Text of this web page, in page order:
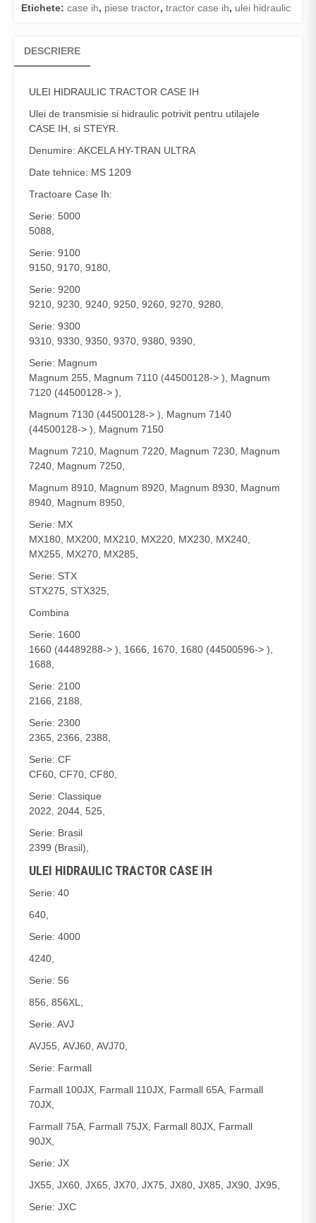
Etichete: case ih, piese tractor, tractor case ih, ulei hidraulic
DESCRIERE
ULEI HIDRAULIC TRACTOR CASE IH
Ulei de transmisie si hidraulic potrivit pentru utilajele
CASE IH, si STEYR.
Denumire: AKCELA HY-TRAN ULTRA
Date tehnice: MS 1209
Tractoare Case Ih:
Serie: 5000
5088,
Serie: 9100
9150, 9170, 9180,
Serie: 9200
9210, 9230, 9240, 9250, 9260, 9270, 9280,
Serie: 9300
9310, 9330, 9350, 9370, 9380, 9390,
Serie: Magnum
Magnum 255, Magnum 7110 (44500128-> ), Magnum
7120 (44500128-> ),
Magnum 7130 (44500128-> ), Magnum 7140
(44500128-> ), Magnum 7150
Magnum 7210, Magnum 7220, Magnum 7230, Magnum
7240, Magnum 7250,
Magnum 8910, Magnum 8920, Magnum 8930, Magnum
8940, Magnum 8950,
Serie: MX
MX180, MX200, MX210, MX220, MX230, MX240,
MX255, MX270, MX285,
Serie: STX
STX275, STX325,
Combina
Serie: 1600
1660 (44489288-> ), 1666, 1670, 1680 (44500596-> ),
1688,
Serie: 2100
2166, 2188,
Serie: 2300
2365, 2366, 2388,
Serie: CF
CF60, CF70, CF80,
Serie: Classique
2022, 2044, 525,
Serie: Brasil
2399 (Brasil),
ULEI HIDRAULIC TRACTOR CASE IH
Serie: 40
640,
Serie: 4000
4240,
Serie: 56
856, 856XL,
Serie: AVJ
AVJ55, AVJ60, AVJ70,
Serie: Farmall
Farmall 100JX, Farmall 110JX, Farmall 65A, Farmall
70JX,
Farmall 75A, Farmall 75JX, Farmall 80JX, Farmall
90JX,
Serie: JX
JX55, JX60, JX65, JX70, JX75, JX80, JX85, JX90, JX95,
Serie: JXC